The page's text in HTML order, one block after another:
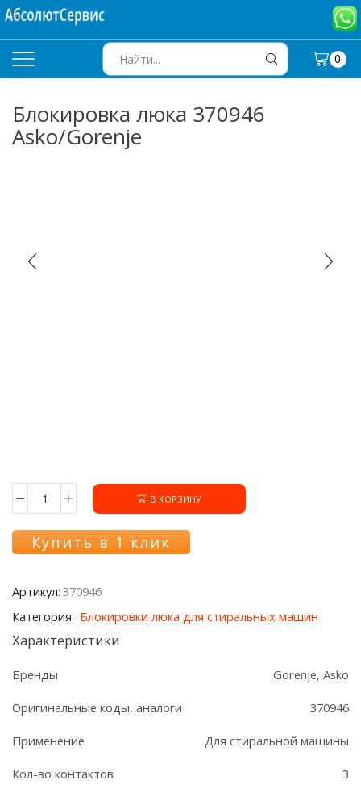
INPUT
0
Блокировка люка 370946
Asko/Gorenje
Количество
Блокировка
люка
В КОРЗИНУ
Купить в 1 клик
Артикул: 370946
Категория: Блокировки люка для стиральных машин
Характеристики
Бренды Gorenje, Asko
Оригинальные коды, аналоги 370946
Применение Для стиральной машины
Кол-во контактов 3